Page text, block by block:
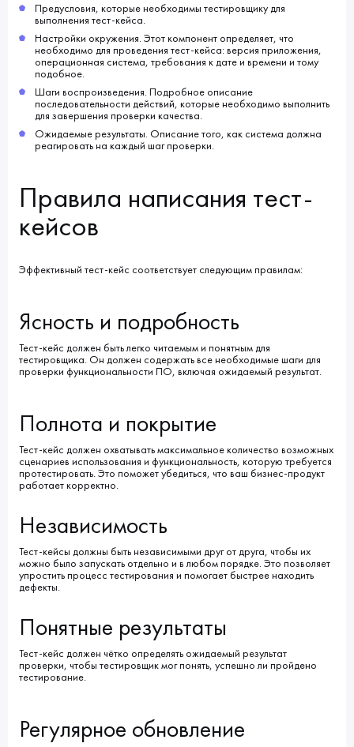
Предусловия, которые необходимы тестировщику для
выполнения тест-кейса.
Настройки окружения. Этот компонент определяет, что
необходимо для проведения тест-кейса: версия приложения,
операционная система, требования к дате и времени и тому
подобное.
Шаги воспроизведения. Подробное описание
последовательности действий, которые необходимо выполнить
для завершения проверки качества.
Ожидаемые результаты. Описание того, как система должна
реагировать на каждый шаг проверки.
Правила написания тест-
кейсов
Эффективный тест-кейс соответствует следующим правилам:
Ясность и подробность
Тест-кейс должен быть легко читаемым и понятным для
тестировщика. Он должен содержать все необходимые шаги для
проверки функциональности ПО, включая ожидаемый результат.
Полнота и покрытие
Тест-кейс должен охватывать максимальное количество возможных
сценариев использования и функциональность, которую требуется
протестировать. Это поможет убедиться, что ваш бизнес-продукт
работает корректно.
Независимость
Тест-кейсы должны быть независимыми друг от друга, чтобы их
можно было запускать отдельно и в любом порядке. Это позволяет
упростить процесс тестирования и помогает быстрее находить
дефекты.
Понятные результаты
Тест-кейс должен чётко определять ожидаемый результат
проверки, чтобы тестировщик мог понять, успешно ли пройдено
тестирование.
Регулярное обновление